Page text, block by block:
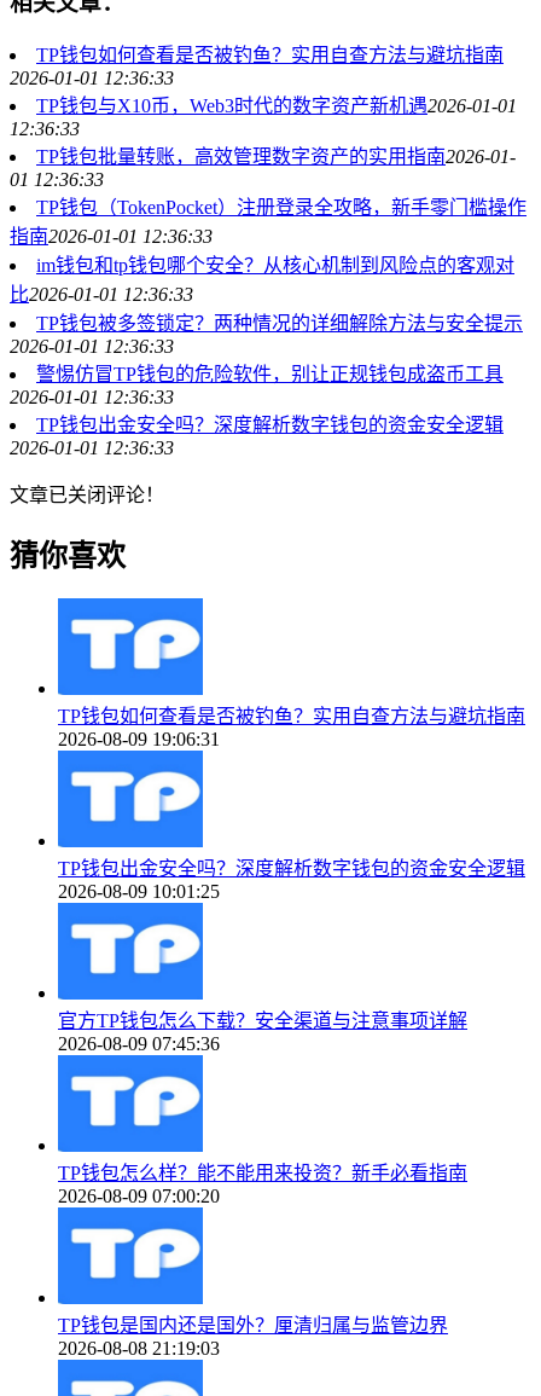
TP钱包如何查看是否被钓鱼？实用自查方法与避坑指南
2026-01-01 12:36:33
TP钱包与X10币，Web3时代的数字资产新机遇2026-01-01
12:36:33
TP钱包批量转账，高效管理数字资产的实用指南2026-01-
01 12:36:33
TP钱包（TokenPocket）注册登录全攻略，新手零门槛操作
指南2026-01-01 12:36:33
im钱包和tp钱包哪个安全？从核心机制到风险点的客观对
比2026-01-01 12:36:33
TP钱包被多签锁定？两种情况的详细解除方法与安全提示
2026-01-01 12:36:33
警惕仿冒TP钱包的危险软件，别让正规钱包成盗币工具
2026-01-01 12:36:33
TP钱包出金安全吗？深度解析数字钱包的资金安全逻辑
2026-01-01 12:36:33
文章已关闭评论！
猜你喜欢
TP钱包如何查看是否被钓鱼？实用自查方法与避坑指南
2026-08-09 19:06:31
TP钱包出金安全吗？深度解析数字钱包的资金安全逻辑
2026-08-09 10:01:25
官方TP钱包怎么下载？安全渠道与注意事项详解
2026-08-09 07:45:36
TP钱包怎么样？能不能用来投资？新手必看指南
2026-08-09 07:00:20
TP钱包是国内还是国外？厘清归属与监管边界
2026-08-08 21:19:03